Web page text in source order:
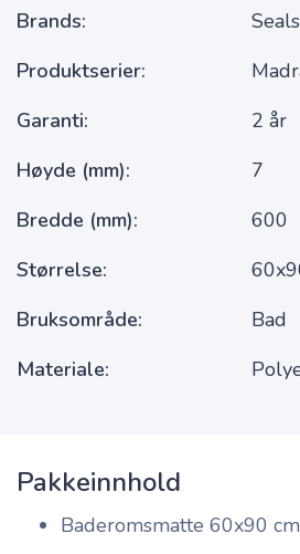
Brands
Produktserier
Garanti
2 år
Høyde (mm)
7
Bredde (mm)
600
Størrelse
Bruksområde
Bad
Materiale
Pakkeinnhold
Baderomsmatte 60x90 cm